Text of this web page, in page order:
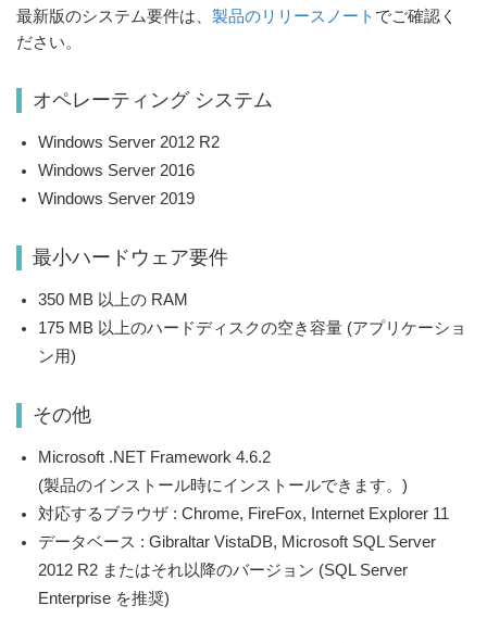
最新版のシステム要件は、 製品のリリースノート でご確認く
ださい。
オペレーティング システム
Windows Server 2012 R2
Windows Server 2016
Windows Server 2019
最小ハードウェア要件
350 MB 以上の RAM
175 MB 以上のハードディスクの空き容量 (アプリケーショ
ン用)
その他
Microsoft .NET Framework 4.6.2
(製品のインストール時にインストールできます。)
対応するブラウザ : Chrome, FireFox, Internet Explorer 11
データベース : Gibraltar VistaDB, Microsoft SQL Server
2012 R2 またはそれ以降のバージョン (SQL Server
Enterprise を推奨)